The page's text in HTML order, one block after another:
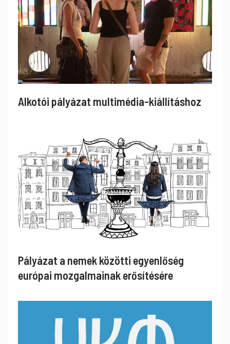
Alkotói pályázat multimédia-kiállításhoz
Pályázat a nemek közötti egyenlőség
európai mozgalmainak erősítésére